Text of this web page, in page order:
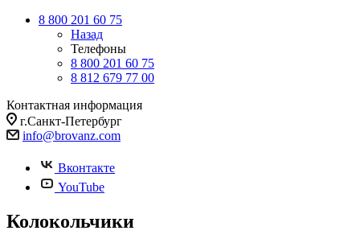
8 800 201 60 75
Назад
Телефоны
8 800 201 60 75
8 812 679 77 00
Контактная информация
г.Санкт-Петербург
info@brovanz.com
Вконтакте
YouTube
Колокольчики